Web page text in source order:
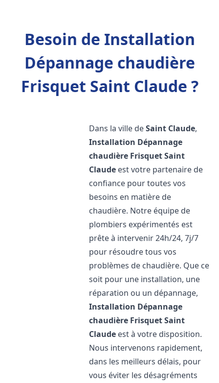
Besoin de Installation
Dépannage chaudière
Frisquet Saint Claude ?
Dans la ville deSaint Claude,
Installation Dépannage
chaudière FrisquetSaint
Claude est votre partenaire de
confiance pour toutes vos
besoins en matière de
chaudière. Notre équipe de
plombiers expérimentés est
prête à intervenir 24h/24, 7j/7
pour résoudre tous vos
problèmes de chaudière. Que ce
soit pour une installation, une
réparation ou un dépannage,
Installation Dépannage
chaudière FrisquetSaint
Claude est à votre disposition.
Nous intervenons rapidement,
dans les meilleurs délais, pour
vous éviter les désagréments